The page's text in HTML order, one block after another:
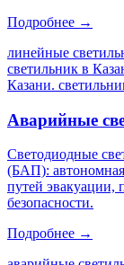
Подробнее →
линейные
светильник в
Казани.
Аварийные
Светодиодные
(БАП): автономная
путей эвакуации,
безопасности.
Подробнее →